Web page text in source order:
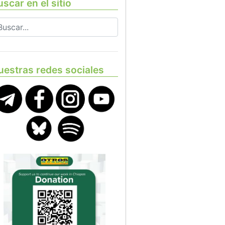
en el sitio
redes sociales